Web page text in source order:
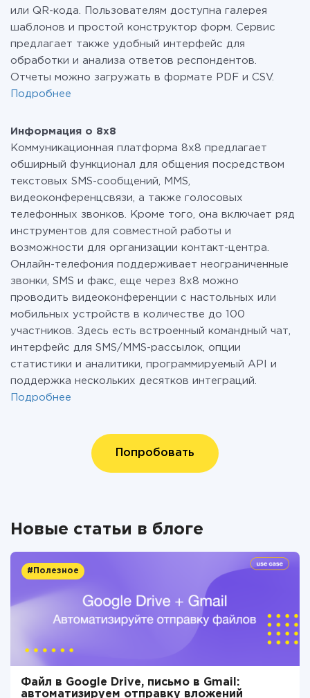
или QR-кода. Пользователям доступна галерея
шаблонов и простой конструктор форм. Сервис
предлагает также удобный интерфейс для
обработки и анализа ответов респондентов.
Отчеты можно загружать в формате PDF и CSV.
Подробнее
Информация о 8x8
Коммуникационная платформа 8х8 предлагает
обширный функционал для общения посредством
текстовых SMS-сообщений, MMS,
видеоконференцсвязи, а также голосовых
телефонных звонков. Кроме того, она включает ряд
инструментов для совместной работы и
возможности для организации контакт-центра.
Онлайн-телефония поддерживает неограниченные
звонки, SMS и факс, еще через 8х8 можно
проводить видеоконференции с настольных или
мобильных устройств в количестве до 100
участников. Здесь есть встроенный командный чат,
интерфейс для SMS/MMS-рассылок, опции
статистики и аналитики, программируемый API и
поддержка нескольких десятков интеграций.
Подробнее
Попробовать
Новые статьи в блоге
#Полезное
Файл в Google Drive, письмо в Gmail:
автоматизируем отправку вложений